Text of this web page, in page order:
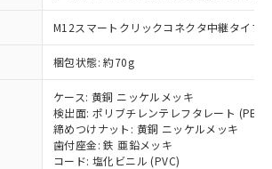
M12スマートクリックコネクタ中継タイプ
梱包状態: 約70g
ケース: 黄銅 ニッケルメッキ
検出面: ポリブチレンテレフタレート (PBT)
締めつけナット: 黄銅 ニッケルメッキ
歯付座金: 鉄 亜鉛メッキ
コード: 塩化ビニル (PVC)
販売ネットワーク
」をご確認
状況および標準価格結果を当社の
の承諾なく第三者に漏洩または開
ないようお願いします。
パーツ機能（部品リスト作成サー
）をご利用いただくには、I-Web
バーズにご登録されている必要が
ないことを確認しています。
切り替え状況などにより、予定
ることがあります。
護使用期限
害物質（10物質）のすべてが基
あることを示します。
通常の使用状況下において有害物
漏えいし、環境に深刻な影響を
年数を意味します。
確認です。当社販売部門へお問
並びにこれらの製造装置等に一切
いたしません。
は、貴社製品を第三者に販売する
は、上記1、2および3の内容を当
三者に通知します。また当社は、
先および販売に係わる関係者が違
輸出するおそれがある場合は、取
きをいたしません。
いては、お客様のお取引先、ま
たはお客様担当のオムロン制御
機器販売店・当社販売員にご確
認ください)
受注生産機種、また在庫状況の
情報を公開していない機種